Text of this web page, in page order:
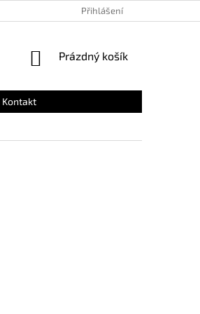
Přihlášení
NÁKUPNÍ
Prázdný košík
Kontakt